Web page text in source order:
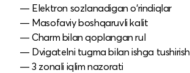
— Elektron sozlanadigan o‘rindiqlar
— Masofaviy boshqaruvli kalit
— Charm bilan qoplangan rul
— Dvigatelni tugma bilan ishga tushirish
— 3 zonali iqlim nazorati